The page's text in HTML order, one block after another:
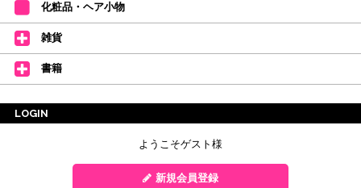
化粧品・ヘア小物
雑貨
書籍
LOGIN
ようこそゲスト様
新規会員登録